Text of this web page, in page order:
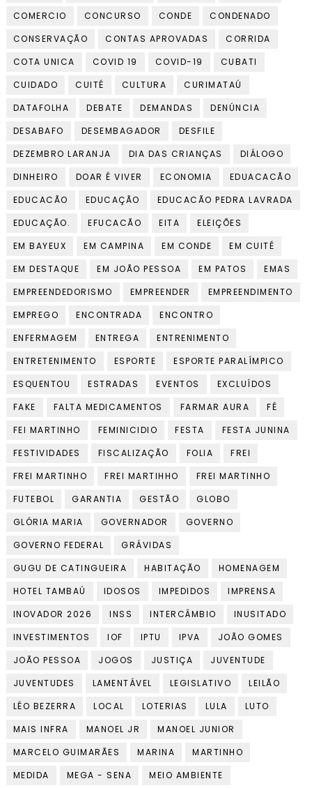
COMERCIO
CONCURSO CONDE
CONDENADO
CONSERVAÇÃO
CONTAS APROVADAS
CORRIDA
COTA UNICA
COVID 19 COVID-19
CUBATI
CUIDADO
CUITÉ CULTURA
CURIMATAÚ
DATAFOLHA
DEBATE DEMANDAS
DENÚNCIA
DESABAFO
DESEMBAGADOR
DESFILE
DEZEMBRO LARANJA
DIA DAS CRIANÇAS
DIÁLOGO
DINHEIRO
DOAR É VIVER ECONOMIA
EDUACACÃO
EDUCACÃO
EDUCAÇÃO
EDUCACÃO PEDRA LAVRADA
EDUCAÇÃO.
EFUCACÃO EITA
ELEIÇÕES
EM BAYEUX
EM CAMPINA EM CONDE
EM CUITÉ
EM DESTAQUE
EM JOÃO PESSOA EM PATOS
EMAS
EMPREENDEDORISMO
EMPREENDER
EMPREENDIMENTO
EMPREGO
ENCONTRADA
ENCONTRO
ENFERMAGEM
ENTREGA
ENTRENIMENTO
ENTRETENIMENTO
ESPORTE
ESPORTE PARALÍMPICO
ESQUENTOU
ESTRADAS EVENTOS
EXCLUÍDOS
FAKE
FALTA MEDICAMENTOS FARMAR AURA
FÉ
FEI MARTINHO
FEMINICIDIO FESTA
FESTA JUNINA
FESTIVIDADES
FISCALIZAÇÃO FOLIA
FREI
FREI MARTINHO
FREI MARTIHHO
FREI MARTINHO
FUTEBOL
GARANTIA GESTÃO
GLOBO
GLÓRIA MARIA
GOVERNADOR
GOVERNO
GOVERNO FEDERAL
GRÁVIDAS
GUGU DE CATINGUEIRA
HABITAÇÃO
HOMENAGEM
HOTEL TAMBAÚ
IDOSOS IMPEDIDOS
IMPRENSA
INOVADOR 2026
INSS INTERCÂMBIO
INUSITADO
INVESTIMENTOS
IOF IPTU IPVA
JOÃO GOMES
JOÃO PESSOA
JOGOS JUSTIÇA
JUVENTUDE
JUVENTUDES
LAMENTÁVEL LEGISLATIVO
LEILÃO
LÉO BEZERRA
LOCAL LOTERIAS LULA
LUTO
MAIS INFRA
MANOEL JR
MANOEL JUNIOR
MARCELO GUIMARÃES
MARINA
MARTINHO
MEDIDA
MEGA - SENA
MEIO AMBIENTE